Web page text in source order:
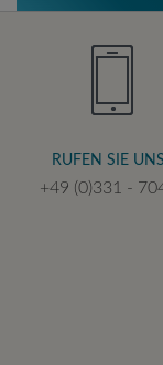
RUFEN SIE
+49 (0)331 -